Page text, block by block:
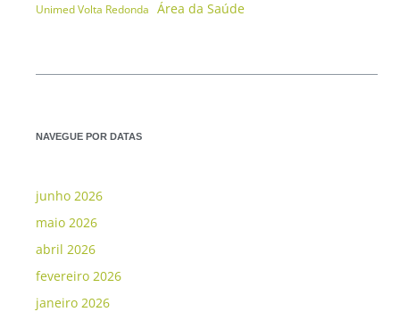
Unimed Volta Redonda Área da Saúde
NAVEGUE POR DATAS
junho 2026
maio 2026
abril 2026
fevereiro 2026
janeiro 2026